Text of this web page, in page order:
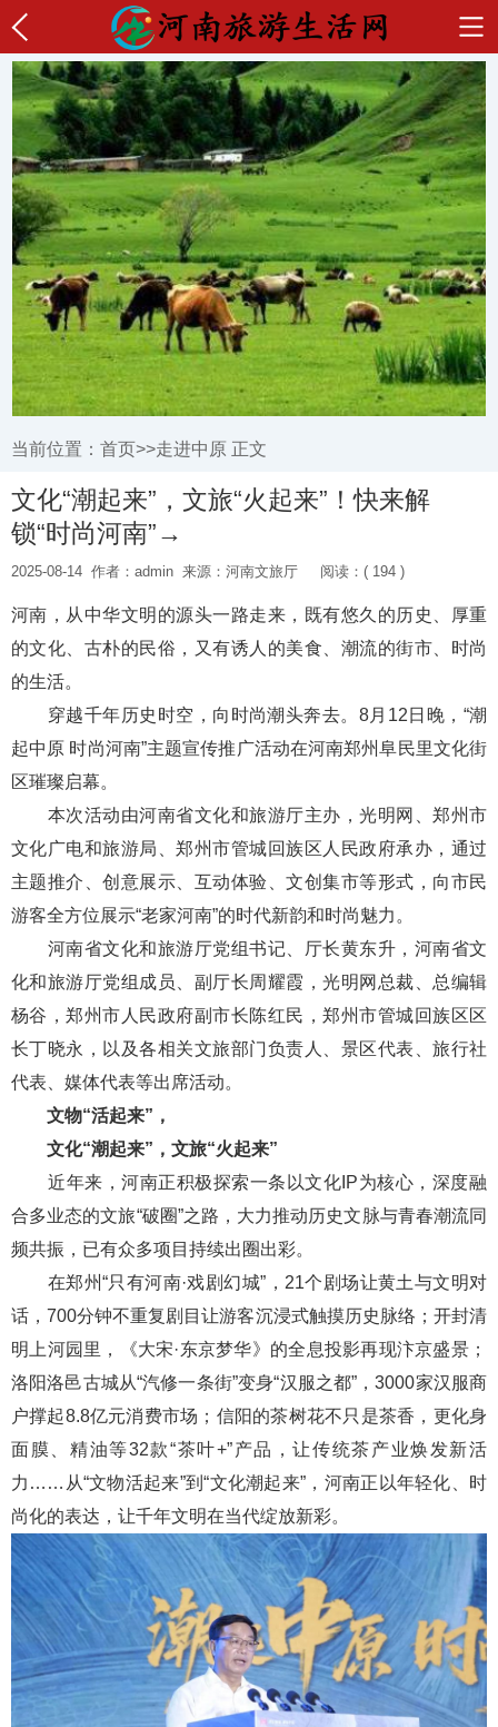
当前位置： 首页>>走进中原 正文
文化“潮起来”，文旅“火起来”！快来解
锁“时尚河南”→
2025-08-14 作者：admin 来源：河南文旅厅 阅读：( 194 )
河南，从中华文明的源头一路走来，既有悠久的历史、厚重
的文化、古朴的民俗，又有诱人的美食、潮流的街市、时尚
的生活。
穿越千年历史时空，向时尚潮头奔去。8月12日晚，“潮
起中原 时尚河南”主题宣传推广活动在河南郑州阜民里文化街
区璀璨启幕。
本次活动由河南省文化和旅游厅主办，光明网、郑州市
文化广电和旅游局、郑州市管城回族区人民政府承办，通过
主题推介、创意展示、互动体验、文创集市等形式，向市民
游客全方位展示“老家河南”的时代新韵和时尚魅力。
河南省文化和旅游厅党组书记、厅长黄东升，河南省文
化和旅游厅党组成员、副厅长周耀霞，光明网总裁、总编辑
杨谷，郑州市人民政府副市长陈红民，郑州市管城回族区区
长丁晓永，以及各相关文旅部门负责人、景区代表、旅行社
代表、媒体代表等出席活动。
文物“活起来”，
文化“潮起来”，文旅“火起来”
近年来，河南正积极探索一条以文化IP为核心，深度融
合多业态的文旅“破圈”之路，大力推动历史文脉与青春潮流同
频共振，已有众多项目持续出圈出彩。
在郑州“只有河南·戏剧幻城”，21个剧场让黄土与文明对
话，700分钟不重复剧目让游客沉浸式触摸历史脉络；开封清
明上河园里，《大宋·东京梦华》的全息投影再现汴京盛景；
洛阳洛邑古城从“汽修一条街”变身“汉服之都”，3000家汉服商
户撑起8.8亿元消费市场；信阳的茶树花不只是茶香，更化身
面膜、精油等32款“茶叶+”产品，让传统茶产业焕发新活
力……从“文物活起来”到“文化潮起来”，河南正以年轻化、时
尚化的表达，让千年文明在当代绽放新彩。